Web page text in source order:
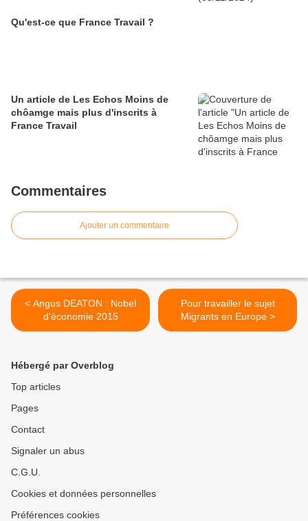
Qu'est-ce que France Travail ?
Un article de Les Echos Moins de
chôamge mais plus d'inscrits à
France Travail
Commentaires
Ajouter un commentaire
< Angus DEATON : Nobel
d'économie 2015
Pour travailler le sujet
Migrants en Europe >
Hébergé par Overblog
Top articles
Pages
Contact
Signaler un abus
C.G.U.
Cookies et données personnelles
Préférences cookies